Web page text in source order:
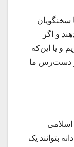
سخنگویان
و اگر
و یا این‌که
در دست‌رس ما
اسلامی
بتوانند یک